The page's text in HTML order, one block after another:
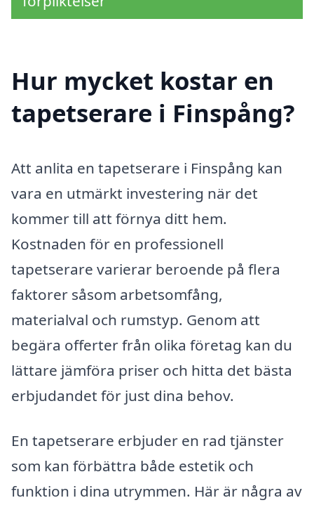
Hur mycket kostar en
tapetserare i Finspång?
Att anlita en tapetserare i Finspång kan
vara en utmärkt investering när det
kommer till att förnya ditt hem.
Kostnaden för en professionell
tapetserare varierar beroende på flera
faktorer såsom arbetsomfång,
materialval och rumstyp. Genom att
begära offerter från olika företag kan du
lättare jämföra priser och hitta det bästa
erbjudandet för just dina behov.
En tapetserare erbjuder en rad tjänster
som kan förbättra både estetik och
funktion i dina utrymmen. Här är några av